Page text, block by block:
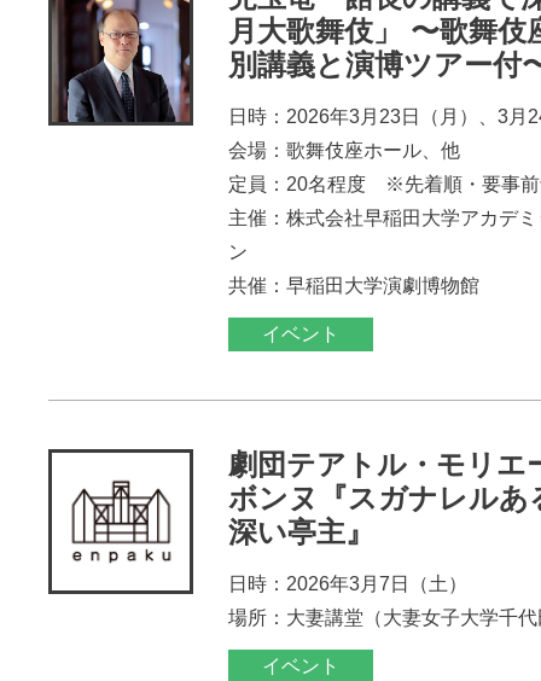
月大歌舞伎」 〜歌舞伎
別講義と演博ツアー付
日時：2026年3月23日（月）、3月
会場：歌舞伎座ホール、他
定員：20名程度 ※先着順・要事前
主催：株式会社早稲田大学アカデ
ン
共催：早稲田大学演劇博物館
イベント
劇団テアトル・モリエ
ボンヌ『スガナレルあ
深い亭主』
日時：2026年3月7日（土）
場所：大妻講堂（大妻女子大学千
イベント